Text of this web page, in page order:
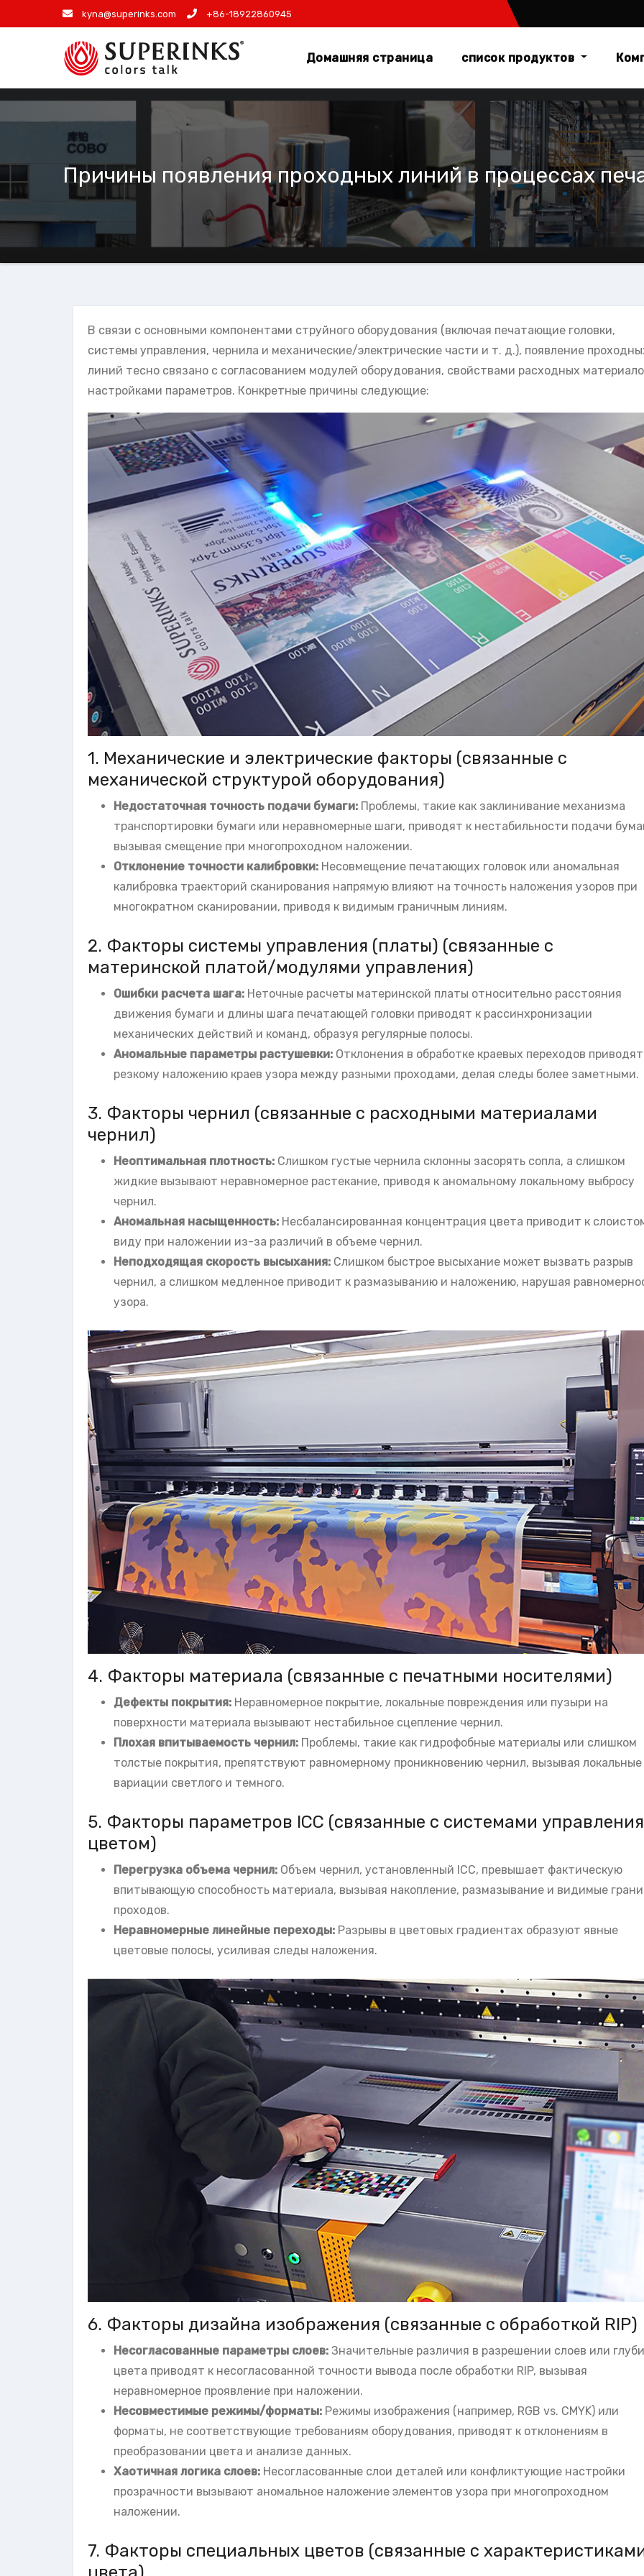
to
kyna@superinks.com +86-18922860945
Домашняя страница список продуктов
Причины появления проходных линий в процессах
В связи с основными компонентами струйного оборудования (включая печатающие головки,
системы управления, чернила и механические/электрические части и т. д.), появление
линий тесно связано с согласованием модулей оборудования, свойствами расходных
настройками параметров. Конкретные причины следующие:
1. Механические и электрические факторы (связанные с
механической структурой оборудования)
Недостаточная точность подачи бумаги: Проблемы, такие как заклинивание механизма
транспортировки бумаги или неравномерные шаги, приводят к нестабильности подачи
вызывая смещение при многопроходном наложении.
Отклонение точности калибровки: Несовмещение печатающих головок или аномальная
калибровка траекторий сканирования напрямую влияют на точность наложения узоров при
многократном сканировании, приводя к видимым граничным линиям.
2. Факторы системы управления (платы) (связанные с
материнской платой/модулями управления)
Ошибки расчета шага: Неточные расчеты материнской платы относительно расстояния
движения бумаги и длины шага печатающей головки приводят к рассинхронизации
механических действий и команд, образуя регулярные полосы.
Аномальные параметры растушевки: Отклонения в обработке краевых переходов
резкому наложению краев узора между разными проходами, делая следы более заметными.
3. Факторы чернил (связанные с расходными материалами
чернил)
Неоптимальная плотность: Слишком густые чернила склонны засорять сопла, а слишком
жидкие вызывают неравномерное растекание, приводя к аномальному локальному выбросу
чернил.
Аномальная насыщенность: Несбалансированная концентрация цвета приводит к
виду при наложении из-за различий в объеме чернил.
Неподходящая скорость высыхания: Слишком быстрое высыхание может вызвать разрыв
чернил, а слишком медленное приводит к размазыванию и наложению, нарушая
узора.
4. Факторы материала (связанные с печатными носителями)
Дефекты покрытия: Неравномерное покрытие, локальные повреждения или пузыри на
поверхности материала вызывают нестабильное сцепление чернил.
Плохая впитываемость чернил: Проблемы, такие как гидрофобные материалы или слишком
толстые покрытия, препятствуют равномерному проникновению чернил, вызывая локальные
вариации светлого и темного.
5. Факторы параметров ICC (связанные с системами управления
цветом)
Перегрузка объема чернил: Объем чернил, установленный ICC, превышает фактическую
впитывающую способность материала, вызывая накопление, размазывание и видимые
проходов.
Неравномерные линейные переходы: Разрывы в цветовых градиентах образуют явные
цветовые полосы, усиливая следы наложения.
6. Факторы дизайна изображения (связанные с обработкой RIP)
Несогласованные параметры слоев: Значительные различия в разрешении слоев или
цвета приводят к несогласованной точности вывода после обработки RIP, вызывая
неравномерное проявление при наложении.
Несовместимые режимы/форматы: Режимы изображения (например, RGB vs. CMYK) или
форматы, не соответствующие требованиям оборудования, приводят к отклонениям в
преобразовании цвета и анализе данных.
Хаотичная логика слоев: Несогласованные слои деталей или конфликтующие настройки
прозрачности вызывают аномальное наложение элементов узора при многопроходном
наложении.
7. Факторы специальных цветов (связанные с